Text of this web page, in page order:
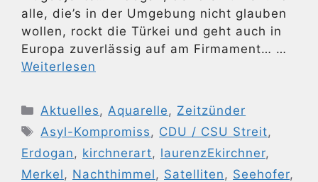
alle, die’s in der Umgebung nicht glauben
wollen, rockt die Türkei und geht auch in
Europa zuverlässig auf am Firmament… …
Weiterlesen
Kategorien
Aktuelles , Aquarelle , Zeitzünder
Schlagwörter
Asyl-Kompromiss , CDU / CSU Streit,
Erdogan , kirchnerart, laurenzEkirchner,
Merkel , Nachthimmel , Satelliten , Seehofer,